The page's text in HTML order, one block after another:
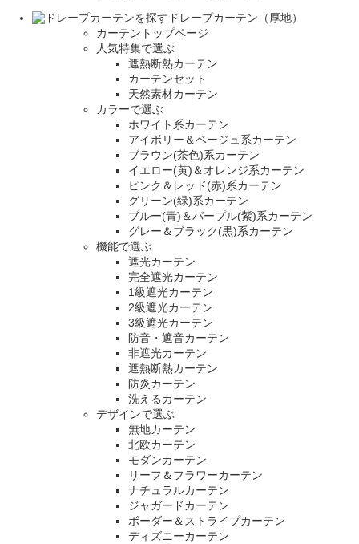
ドレープカーテン（厚地）
カーテントップページ
人気特集で選ぶ
遮熱断熱カーテン
カーテンセット
天然素材カーテン
カラーで選ぶ
ホワイト系カーテン
アイボリー＆ベージュ系カーテン
ブラウン(茶色)系カーテン
イエロー(黄)＆オレンジ系カーテン
ピンク＆レッド(赤)系カーテン
グリーン(緑)系カーテン
ブルー(青)＆パープル(紫)系カーテン
グレー＆ブラック(黒)系カーテン
機能で選ぶ
遮光カーテン
完全遮光カーテン
1級遮光カーテン
2級遮光カーテン
3級遮光カーテン
防音・遮音カーテン
非遮光カーテン
遮熱断熱カーテン
防炎カーテン
洗えるカーテン
デザインで選ぶ
無地カーテン
北欧カーテン
モダンカーテン
リーフ＆フラワーカーテン
ナチュラルカーテン
ジャガードカーテン
ボーダー＆ストライプカーテン
ディズニーカーテン